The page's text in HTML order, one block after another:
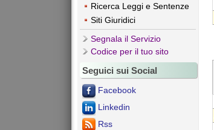
Ricerca Leggi e Sentenze
Siti Giuridici
Segnala il Servizio
Codice per il tuo sito
Seguici sui Social
Facebook
Linkedin
Rss